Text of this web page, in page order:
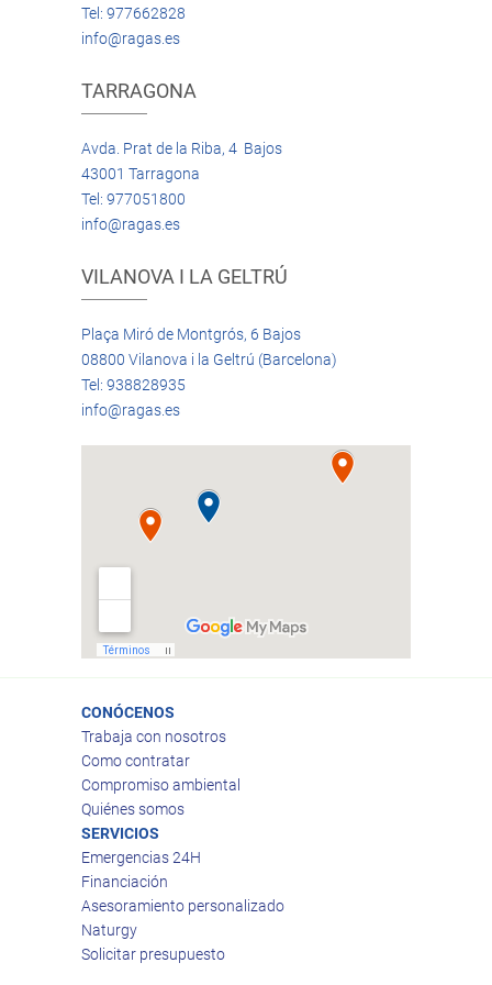
Tel: 977662828
info@ragas.es
TARRAGONA
Avda. Prat de la Riba, 4 Bajos
43001 Tarragona
Tel: 977051800
info@ragas.es
VILANOVA I LA GELTRÚ
Plaça Miró de Montgrós, 6 Bajos
08800 Vilanova i la Geltrú (Barcelona)
Tel: 938828935
info@ragas.es
CONÓCENOS
Trabaja con nosotros
Como contratar
Compromiso ambiental
Quiénes somos
SERVICIOS
Emergencias 24H
Financiación
Asesoramiento personalizado
Naturgy
Solicitar presupuesto